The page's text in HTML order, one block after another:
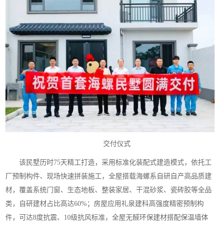
交付仪式
该民墅历时75天精工打造，采用标准化装配式建造模式，依托工
厂预制构件、现场快速拼装施工，全屋搭载海螺系自研自产高品质建
材，覆盖系统门窗、生态地板、整装家居、干混砂浆、瓷砖胶等全品
类，自研建材占比高达60%；房屋应用礼泉建科高强度精密预制构
件，可达8度抗震、10级抗风标准，全屋无醛环保建材搭配保温墙体